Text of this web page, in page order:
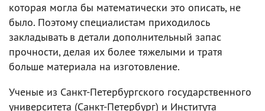
которая могла бы математически это описать, не
было. Поэтому специалистам приходилось
закладывать в детали дополнительный запас
прочности, делая их более тяжелыми и тратя
больше материала на изготовление.
Ученые из Санкт-Петербургского государственного
университета (Санкт-Петербург) и Института